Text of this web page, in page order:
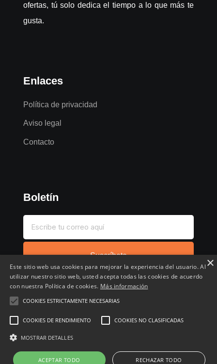
ofertas, tú solo dedica el tiempo a lo que más te
gusta.
Enlaces
Política de privacidad
Aviso legal
Contacto
Boletín
Suscríbete
Inicio Compartir chollo Destacados
Cronológico
×
Este sitio web usa cookies para mejorar la experiencia del usuario. Al
utilizar nuestro sitio web, usted acepta todas las cookies de acuerdo
con nuestra Política de cookies. Más información
COOKIES ESTRICTAMENTE NECESARIAS
COOKIES DE RENDIMIENTO COOKIES NO CLASIFICADAS
MOSTRAR DETALLES
ACEPTAR TODO RECHAZAR TODO